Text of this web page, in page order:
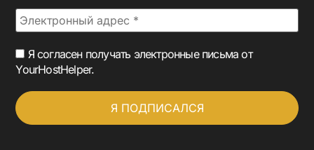
Я согласен получать электронные письма от
YourHostHelper.